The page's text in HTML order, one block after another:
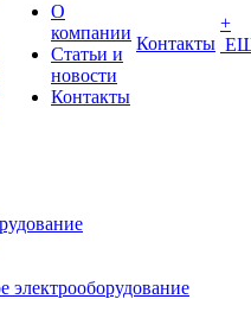
О
компании
Статьи и
новости
Контакты
Контакты
+